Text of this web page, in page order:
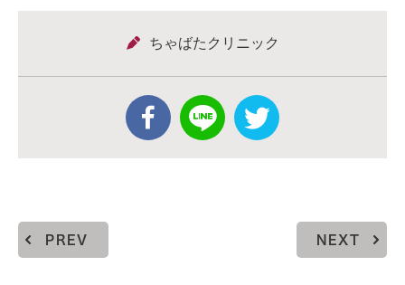
ちゃばたクリニック
PREV NEXT